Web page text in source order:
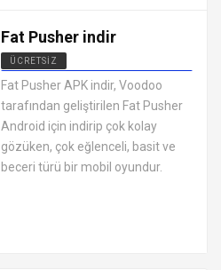
Fat Pusher indir
ÜCRETSIZ
EN İYI ANDROID APK OYUNLARI
ÜCRETSIZ
Fat Pusher APK indir, Voodoo
tarafından geliştirilen Fat Pusher
Android için indirip çok kolay
gözüken, çok eğlenceli, basit ve
beceri türü bir mobil oyundur.